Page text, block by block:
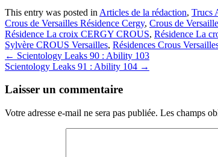
This entry was posted in Articles de la rédaction, Trucs
Crous de Versailles Résidence Cergy, Crous de
Résidence La croix CERGY CROUS, Résidence La
Sylvère CROUS Versailles, Résidences Crous
Post
navigation
← Scientology Leaks 90 : Ability 103
Scientology Leaks 91 : Ability 104 →
Laisser un commentaire
Votre adresse e-mail ne sera pas publiée. Les champs